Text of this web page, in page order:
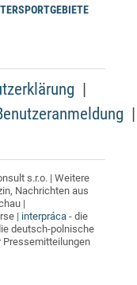
s.r.o. | Weitere
Nachrichten aus
|
| interpráca- die
deutsch-polnische
Pressemitteilungen